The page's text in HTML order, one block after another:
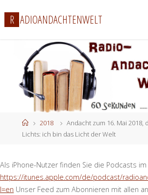
Inhalt
springen
R ADIOANDACHTENWELT
Start2018
Andacht zum 16. Mai 2018,
Lichts: ich bin das Licht der Welt
Als iPhone-Nutzer finden Sie die Podcasts
https://itunes.apple.com/de/podcast/
l=en Unser Feed zum Abonnieren mit allen